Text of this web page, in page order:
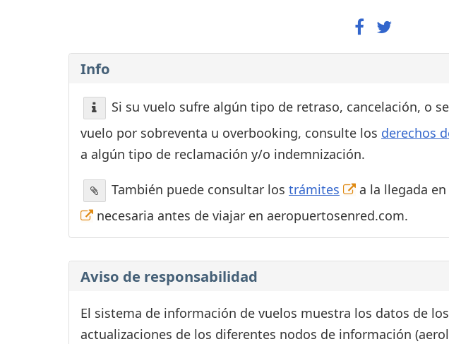
Info
Si su vuelo sufre algún tipo de retraso, cancelación, o
vuelo por sobreventa u overbooking, consulte los derechos
a algún tipo de reclamación y/o indemnización.
También puede consultar los trámites a la llegada
necesaria antes de viajar en aeropuertosenred.com.
Aviso de responsabilidad
El sistema de información de vuelos muestra los datos de
actualizaciones de los diferentes nodos de información